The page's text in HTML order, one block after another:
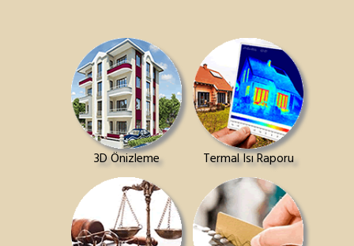
3D Önizleme Termal Isı Raporu